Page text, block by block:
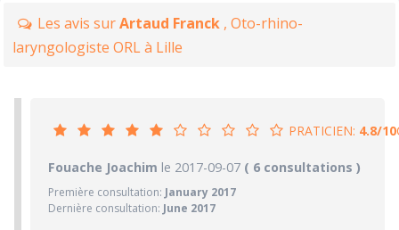
Les avis surArtaud Franck , Oto-rhino-
laryngologiste ORL à Lille
PRATICIEN: 4.8/10
PRATICIEN4.8/10
2/10 Confiance accordée
Fouache Joachim le 2017-09-07 ( 6 consultations )
Première consultation: January 2017
Dernière consultation: June 2017